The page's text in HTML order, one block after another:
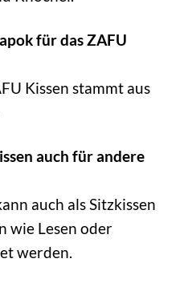
für das ZAFU
Kissen stammt aus
auch für andere
auch als Sitzkissen
wie Lesen oder
werden.